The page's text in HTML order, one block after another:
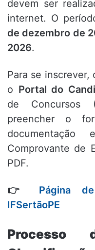
devem ser
internet. O
de dezembro de
2026.
Para se inscrever,
o Portal do
de Concursos
preencher o
documentação
Comprovante de
PDF.
👉 Página
IFSertãoPE
Processo